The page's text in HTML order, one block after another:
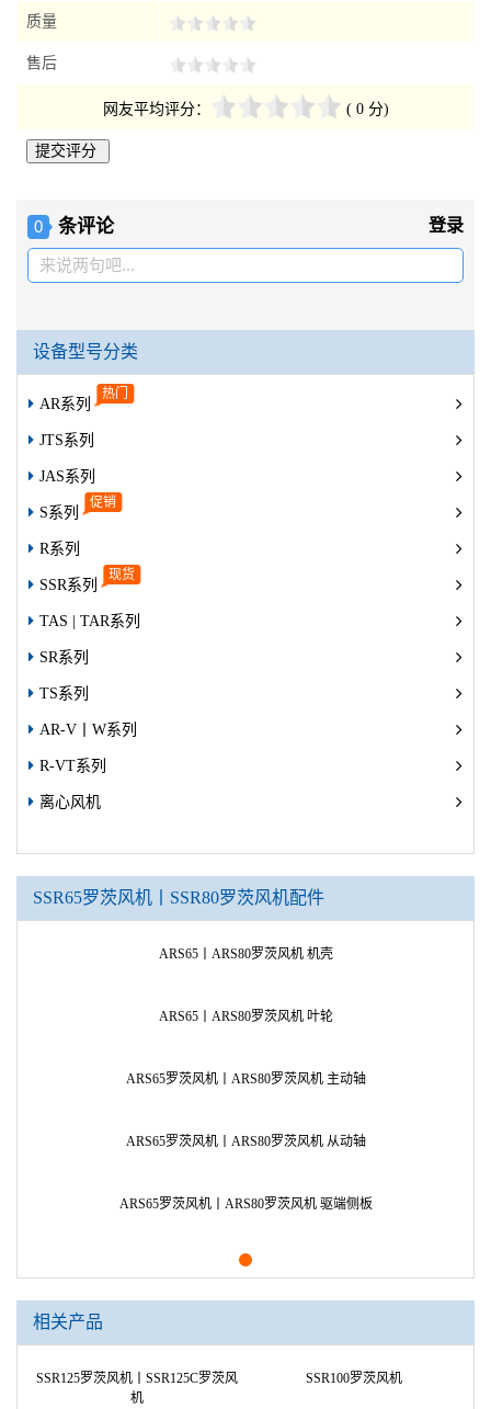
2018-06-14贵州的 周先生 询 ARMH-700罗茨鼓风机
2018-06-14辽宁的 煜小姐 询 ARMH-700罗茨鼓风机
质量
售后
网友平均评分： ( 0 分)
0 条评论 登录
来说两句吧...
设备型号分类
AR系列
JTS系列
JAS系列
S系列
R系列
SSR系列
TAS | TAR系列
SR系列
TS系列
AR-V丨W系列
R-VT系列
离心风机
SSR65罗茨风机丨SSR80罗茨风机配件
ARS65丨ARS80罗茨风机 机壳
ARS65丨ARS80罗茨风机 叶轮
ARS65罗茨风机丨ARS80罗茨风机 主动轴
ARS65罗茨风机丨ARS80罗茨风机 从动轴
ARS65罗茨风机丨ARS80罗茨风机 驱端侧板
相关产品
SSR125罗茨风机丨SSR125C罗茨风
机
SSR100罗茨风机